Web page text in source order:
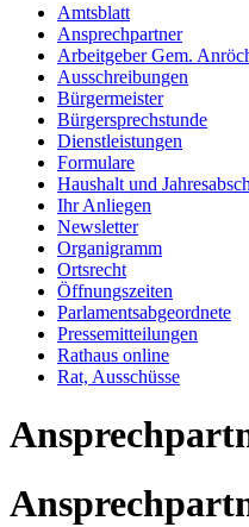
Amtsblatt
Ansprechpartner
Arbeitgeber Gem.
Ausschreibungen
Bürgermeister
Bürgersprechstunde
Dienstleistungen
Formulare
Haushalt und
Ihr Anliegen
Newsletter
Organigramm
Ortsrecht
Öffnungszeiten
Parlamentsabgeordnete
Pressemitteilungen
Rathaus online
Rat, Ausschüsse